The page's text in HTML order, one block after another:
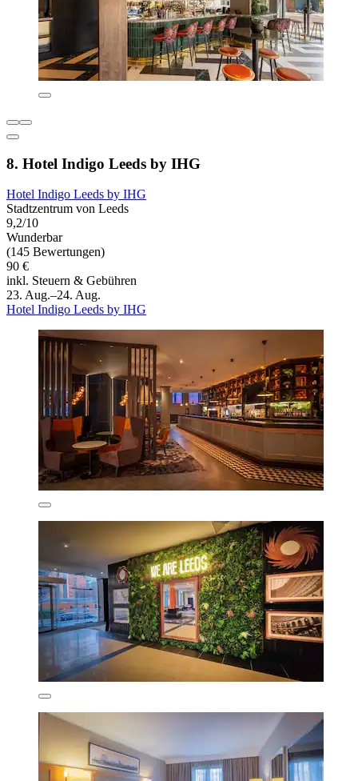
8. Hotel Indigo Leeds by IHG
Hotel Indigo Leeds by IHG
Stadtzentrum von Leeds
9,2/10
Wunderbar
(145 Bewertungen)
90 €
inkl. Steuern & Gebühren
23. Aug.–24. Aug.
Hotel Indigo Leeds by IHG